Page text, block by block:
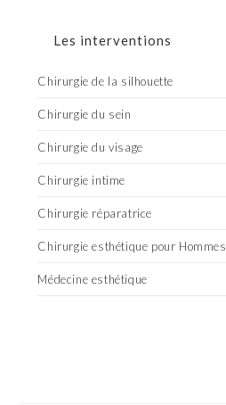
Les interventions
Chirurgie de la silhouette
Chirurgie du sein
Chirurgie du visage
Chirurgie intime
Chirurgie réparatrice
Chirurgie esthétique pour Hommes
Médecine esthétique